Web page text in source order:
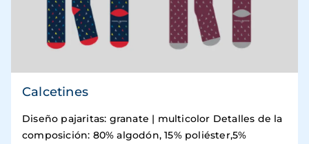
Calcetines
Diseño pajaritas: granate | multicolor Detalles de la
composición: 80% algodón, 15% poliéster,5%